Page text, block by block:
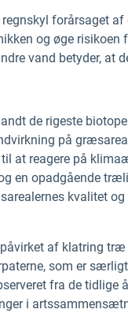
forårsaget
og øge risikoen
vand betyder, at
de rigeste
på
at reagere på
en opadgående
kvalitet
af klatring
som er
fra de tidlige
i